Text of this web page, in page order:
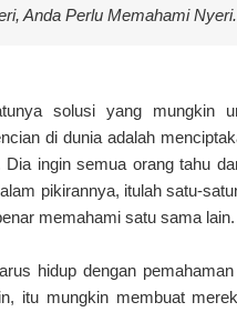
Anda Perlu Memahami Nyeri.
solusi yang mungkin
di dunia adalah
ingin semua orang tahu
pikirannya, itulah satu-
memahami satu sama lain.
hidup dengan
itu mungkin membuat